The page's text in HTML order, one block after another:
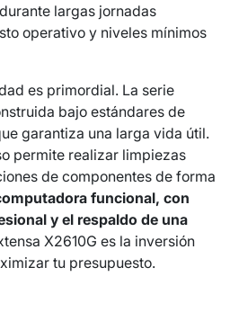
largas jornadas
operativo y niveles mínimos
es primordial. La serie
bajo estándares de
garantiza una larga vida útil.
permite realizar limpiezas
de componentes de forma
funcional, con
y el respaldo de una
X2610G es la inversión
tu presupuesto.